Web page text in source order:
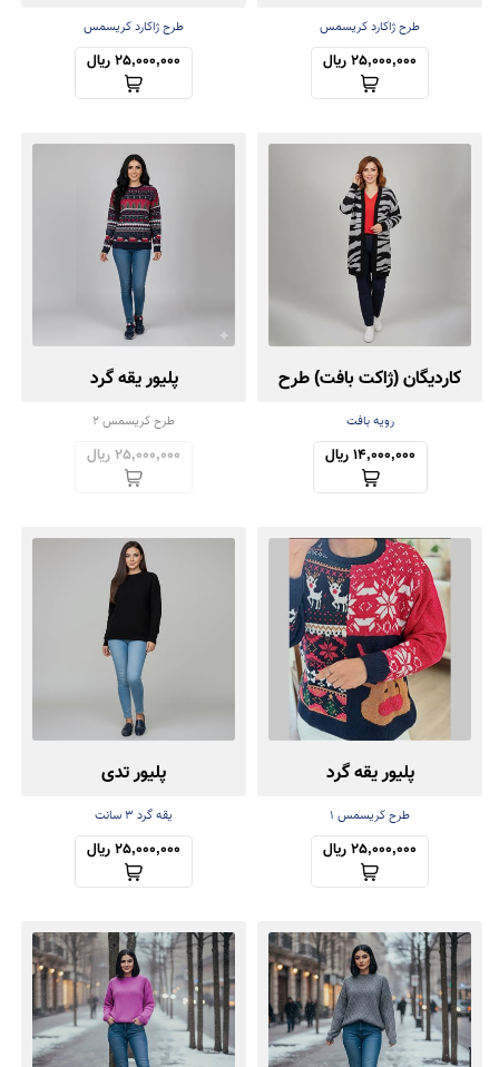
طرح ژاکارد کریسمس
25,000,000 ریال
طرح ژاکارد کریسمس
25,000,000 ریال
کاردیگان (ژاکت بافت) طرح
زبرا
رویه بافت
14,000,000 ریال
پلیور یقه گرد
طرح کریسمس 2
25,000,000 ریال
پلیور یقه گرد
طرح کریسمس ۱
25,000,000 ریال
پلیور تدی
یقه گرد ۳ سانت
25,000,000 ریال